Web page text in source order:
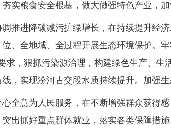
实粮食安全根基，做大做强特色产业，加
进降碳减污扩绿增长，在持续提升经济
、全地域、全过程开展生态环境保护。
求，狠抓污染源治理，构建绿色生产、生
，实现汾河古交段水质持续提升。加强生
意为人民服务，在不断增强群众获得感
突出抓好重点群体就业，落实各类保障措